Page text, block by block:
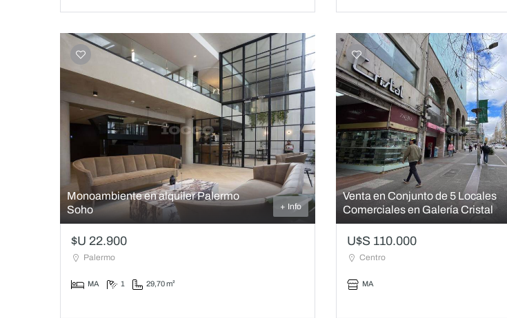
Monoambiente en alquiler Palermo
Soho
+ Info
$U 22.900
Palermo
MA 1 29,70 m²
Venta en Conjunto de 5 Locales
Comerciales en Galería Cristal
U$S 110.000
Centro
MA